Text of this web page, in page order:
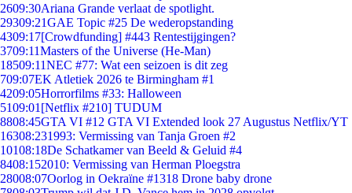
2609:30Ariana Grande verlaat de spotlight.
29309:21GAE Topic #25 De wederopstanding
4309:17[Crowdfunding] #443 Rentestijgingen?
3709:11Masters of the Universe (He-Man)
18509:11NEC #77: Wat een seizoen is dit zeg
709:07EK Atletiek 2026 te Birmingham #1
4209:05Horrorfilms #33: Halloween
5109:01 [Netflix #210] TUDUM
8808:45GTA VI #12 GTA VI Extended look 27 Augustus Netflix/YT
16308:231993: Vermissing van Tanja Groen #2
10108:18De Schatkamer van Beeld & Geluid #4
8408:152010: Vermissing van Herman Ploegstra
28008:07Oorlog in Oekraïne #1318 Drone baby drone